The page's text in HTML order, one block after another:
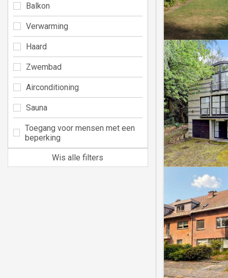
Balkon
Verwarming
Haard
Zwembad
Airconditioning
Sauna
Toegang voor mensen met een
beperking
Wis alle filters